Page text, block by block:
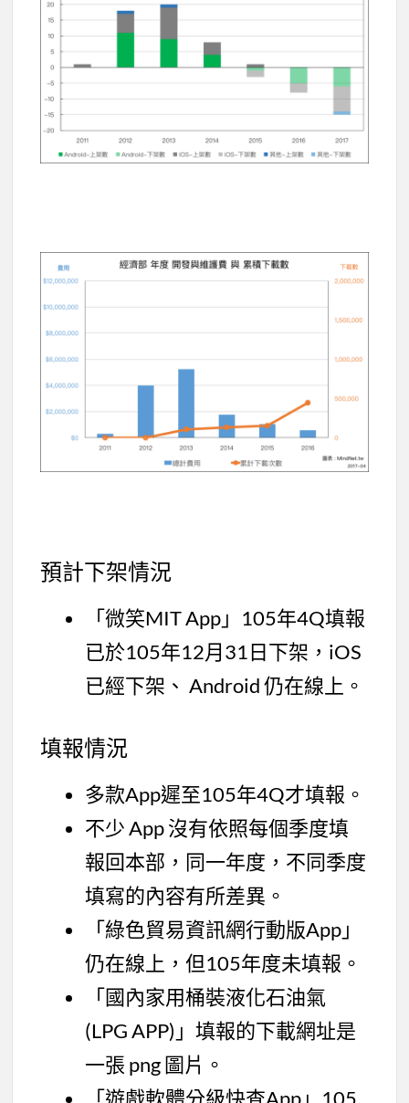
預計下架情況
「微笑MIT App」105年4Q填報
已於105年12月31日下架，iOS
已經下架、 Android 仍在線上。
填報情況
多款App遲至105年4Q才填報。
不少 App 沒有依照每個季度填
報回本部，同一年度，不同季度
填寫的內容有所差異。
「綠色貿易資訊網行動版App」
仍在線上，但105年度未填報。
「國內家用桶裝液化石油氣
(LPG APP)」填報的下載網址是
一張 png 圖片。
「遊戲軟體分級快查App」105